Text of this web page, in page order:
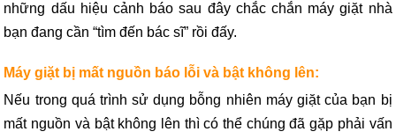
những dấu hiệu cảnh báo sau đây chắc chắn máy giặt nhà
bạn đang cần “tìm đến bác sĩ” rồi đấy.
Máy giặt bị mất nguồn báo lỗi và bật không lên:
Nếu trong quá trình sử dụng bỗng nhiên máy giặt của bạn bị
mất nguồn và bật không lên thì có thể chúng đã gặp phải vấn